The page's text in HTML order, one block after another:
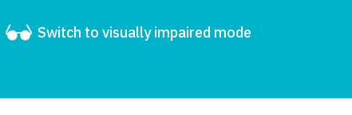
Switch to visually impaired mode